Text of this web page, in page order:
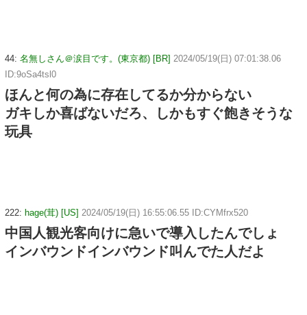
44: 名無しさん＠涙目です。(東京都) [BR] 2024/05/19(日) 07:01:38.06
ID:9oSa4tsl0
ほんと何の為に存在してるか分からない
ガキしか喜ばないだろ、しかもすぐ飽きそうな
玩具
222: hage(茸) [US] 2024/05/19(日) 16:55:06.55 ID:CYMfrx520
中国人観光客向けに急いで導入したんでしょ
インバウンドインバウンド叫んでた人だよ